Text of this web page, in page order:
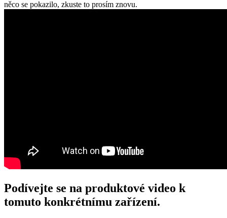
něco se pokazilo, zkuste to prosím znovu.
Podívejte se na produktové video k
tomuto konkrétnímu zařízení.